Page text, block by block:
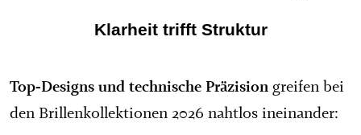
Klarheit trifft Struktur
Top-Designs und technische Präzision greifen bei
den Brillenkollektionen 2026 nahtlos ineinander: